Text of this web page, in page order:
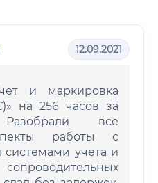
12.09.2021
и маркировка
на 256 часов за
все
работы с
системами учета и